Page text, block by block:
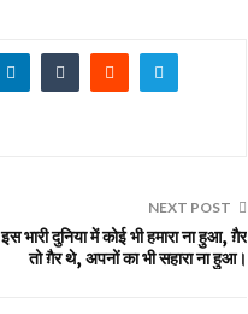
NEXT POST
इस भारी दुनिया में कोई भी हमारा ना हुआ, ग़ैर
तो ग़ैर थे, अपनों का भी सहारा ना हुआ।